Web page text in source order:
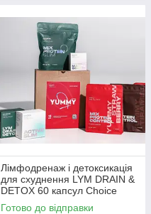
Лімфодренаж і детоксикація
для схуднення LYM DRAIN &
DETOX 60 капсул Choice
Готово до відправки